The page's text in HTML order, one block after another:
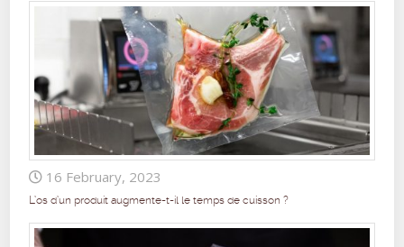
16 February, 2023
L’os d’un produit augmente-t-il le temps de cuisson ?